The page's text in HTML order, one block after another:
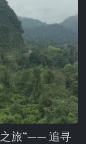
旅”—— 追寻